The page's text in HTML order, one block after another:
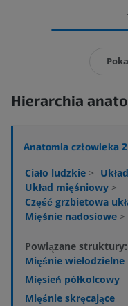
Hierarchia
Anatomia człowieka 2
Ciało ludzkie >
Układ mięśniowy >
Część grzbietowa
Mięśnie nadosiowe >
Powiązane struktury:
Mięśnie wielodzielne
Mięsień półkolcowy
Mięśnie skręcające